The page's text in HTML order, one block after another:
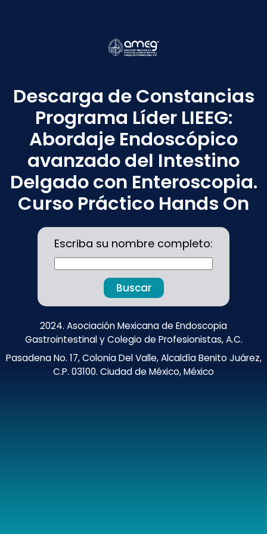
Descarga de Constancias
Programa Líder LIEEG:
Abordaje Endoscópico
avanzado del Intestino
Delgado con Enteroscopia.
Curso Práctico Hands On
Escriba su nombre completo:
Buscar
2024. Asociación Mexicana de Endoscopia
Gastrointestinal y Colegio de Profesionistas, A.C.
Pasadena No. 17, Colonia Del Valle, Alcaldía Benito Juárez,
C.P. 03100. Ciudad de México, México